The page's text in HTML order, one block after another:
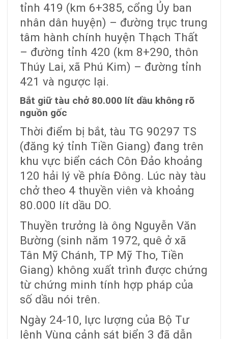
tỉnh 419 (km 6+385, cổng Ủy ban
nhân dân huyện) – đường trục trung
tâm hành chính huyện Thạch Thất
– đường tỉnh 420 (km 8+290, thôn
Thúy Lai, xã Phú Kim) – đường tỉnh
421 và ngược lại.
Bắt giữ tàu chở 80.000 lít dầu không rõ
nguồn gốc
Thời điểm bị bắt, tàu TG 90297 TS
(đăng ký tỉnh Tiền Giang) đang trên
khu vực biển cách Côn Đảo khoảng
120 hải lý về phía Đông. Lúc này tàu
chở theo 4 thuyền viên và khoảng
80.000 lít dầu DO.
Thuyền trưởng là ông Nguyễn Văn
Bường (sinh năm 1972, quê ở xã
Tân Mỹ Chánh, TP Mỹ Tho, Tiền
Giang) không xuất trình được chứng
từ chứng minh tính hợp pháp của
số dầu nói trên.
Ngày 24-10, lực lượng của Bộ Tư
lệnh Vùng cảnh sát biển 3 đã dẫn